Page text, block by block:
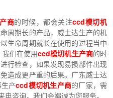
商的时候，都会关注ccd模切机
周期长的产品，威士达生产的机
生命周期就长在使用的过程当中
们在使用ccd模切机生产商的时
行检查，如果发现易损部件出现
造成更严重的后果。广东威士达
产ccd模切机生产商的厂家，需
电咨询，我们会竭诚为您服务。